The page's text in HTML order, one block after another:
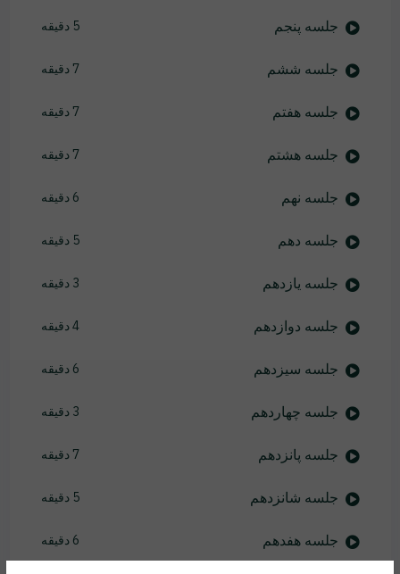
جلسه پنجم 5 دقیقه
جلسه ششم 7 دقیقه
جلسه هفتم 7 دقیقه
جلسه هشتم 7 دقیقه
جلسه نهم 6 دقیقه
جلسه دهم 5 دقیقه
جلسه یازدهم 3 دقیقه
جلسه دوازدهم 4 دقیقه
جلسه سیزدهم 6 دقیقه
جلسه چهاردهم 3 دقیقه
جلسه پانزدهم 7 دقیقه
جلسه شانزدهم 5 دقیقه
جلسه هفدهم 6 دقیقه